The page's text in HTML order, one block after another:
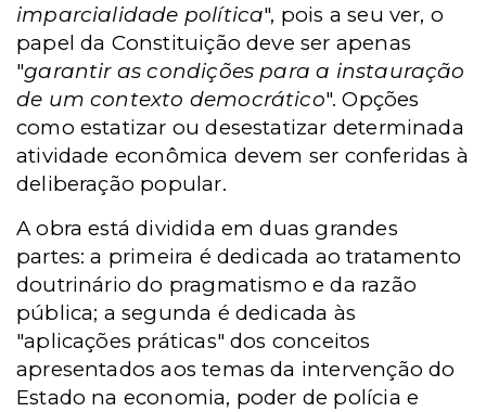
imparcialidade política", pois a seu ver, o
papel da Constituição deve ser apenas
"garantir as condições para a instauração
de um contexto democrático". Opções
como estatizar ou desestatizar determinada
atividade econômica devem ser conferidas à
deliberação popular.
A obra está dividida em duas grandes
partes: a primeira é dedicada ao tratamento
doutrinário do pragmatismo e da razão
pública; a segunda é dedicada às
"aplicações práticas" dos conceitos
apresentados aos temas da intervenção do
Estado na economia, poder de polícia e